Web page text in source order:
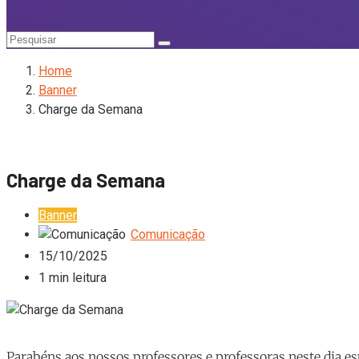
Home
Banner
Charge da Semana
Charge da Semana
Banner
Comunicação
15/10/2025
1 min leitura